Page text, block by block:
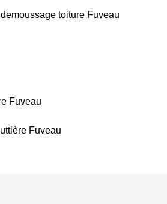
toiture Fuveau
Fuveau
Fuveau